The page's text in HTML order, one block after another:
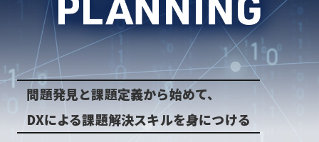
問題発見と課題定義から始めて、
DXによる課題解決スキルを身につける